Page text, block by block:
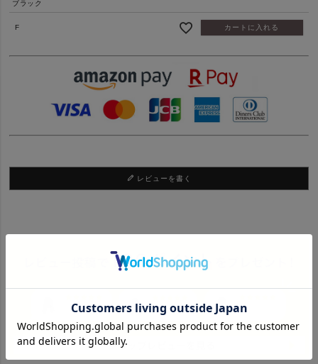
ブラック
F カートに入れる
レビューを書く